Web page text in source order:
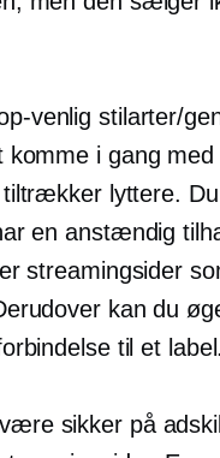
venlig stilarter/
komme i gang
tiltrækker lyttere.
en anstændig
streamingsider
kan du
til et label.
sikker på